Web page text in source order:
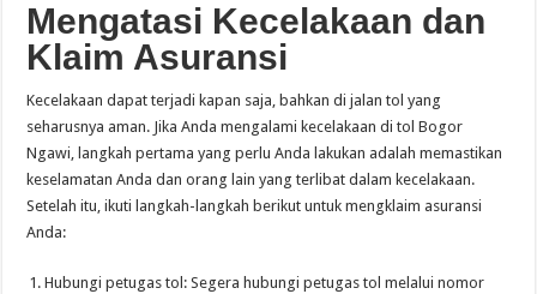
Mengatasi Kecelakaan dan
Klaim Asuransi
Kecelakaan dapat terjadi kapan saja, bahkan di jalan tol yang
seharusnya aman. Jika Anda mengalami kecelakaan di tol Bogor
Ngawi, langkah pertama yang perlu Anda lakukan adalah memastikan
keselamatan Anda dan orang lain yang terlibat dalam kecelakaan.
Setelah itu, ikuti langkah-langkah berikut untuk mengklaim asuransi
Anda:
Hubungi petugas tol: Segera hubungi petugas tol melalui nomor